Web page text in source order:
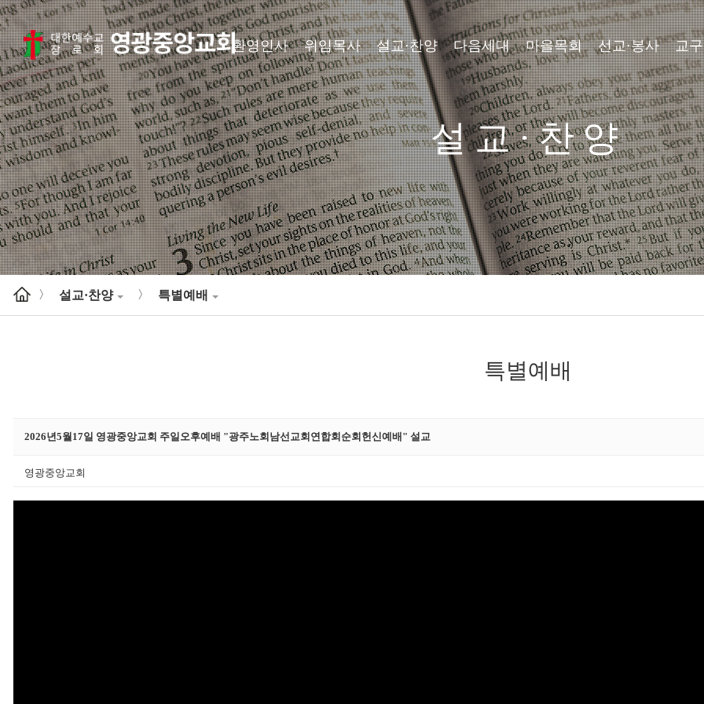
환영인사 위임목사 설교·찬양 다음세대 마을목회 선교·봉사 교
설교·찬양
> 설교·찬양 > 특별예배
특별예배
2026년5월17일 영광중앙교회 주일오후예배 "광주노회남선교회연합회순회헌신예배" 설교
영광중앙교회